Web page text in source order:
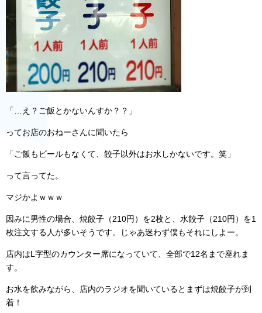
「…え？ご飯とかないんすか？？」
ってお店のおねーさんに聞いたら
「ご飯もビールもなくて、餃子以外はお水しかないです。笑」
って言ってた。
マジかよｗｗｗ
因みに男性の場合、焼餃子（210円）を2枚と、水餃子（210円）を1
枚注文する人が多いそうです。じゃあ迷わず僕もそれにしよー。
店内はL字型のカウンター席になっていて、全部で12名まで座れま
す。
お水を飲みながら、店内のラジオを聞いているとまずは焼餃子が到
着！